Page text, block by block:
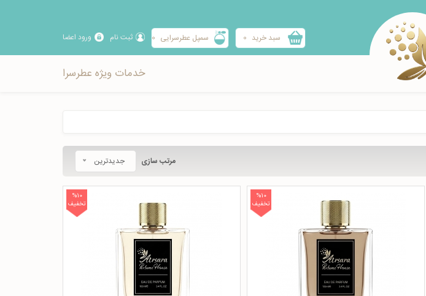
ورود اعضا ثبت نام سمپل عطرسرایی 0 سبد خرید 0
خدمات ویژه عطرسرا
مرتب سازی جدیدترین
%10
تخفیف
%10
تخفیف